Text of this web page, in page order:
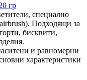
гр
специално
Подходящи за
бисквити,
и равномерни
характеристики